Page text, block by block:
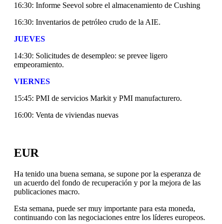
16:30: Informe Seevol sobre el almacenamiento de Cushing
16:30: Inventarios de petróleo crudo de la AIE.
JUEVES
14:30: Solicitudes de desempleo: se prevee ligero
empeoramiento.
VIERNES
15:45: PMI de servicios Markit y PMI manufacturero.
16:00: Venta de viviendas nuevas
EUR
Ha tenido una buena semana, se supone por la esperanza de
un acuerdo del fondo de recuperación y por la mejora de las
publicaciones macro.
Esta semana, puede ser muy importante para esta moneda,
continuando con las negociaciones entre los líderes europeos.